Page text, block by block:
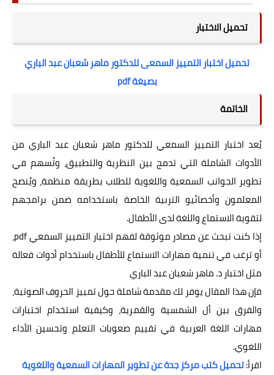
تحميل الاختبار
تحميل اختبار التمييز السمعى للدكتور ماهر شعبان عبد الباري
بصيغة pdf
الخاتمة
يُعد اختبار التمييز السمعي للدكتور ماهر شعبان عبد الباري من
الأدوات الشاملة التي تدمج بين النظرية والتطبيق، وتُسهم في
تطوير الجوانب السمعية واللغوية للطلاب بطريقة منظمة، ويُنصح
المعلمون وأخصائيو التربية الخاصة باستخدامه ضمن برامجهم
لتقوية الاستماع واللغة لدى الأطفال.
إذا كنت تبحث عن مصادر موثوقة لفهم اختبار التمييز السمعي pdf،
أو ترغب في تنمية مهارات الاستماع للأطفال باستخدام أدوات فعالة
مثل اختبار د. ماهر شعبان عبد الباري
فإن هذا المقال يوفر لك مقدمة شاملة حول تمييز الحروف الصوتية،
والفرق بين أل الشمسية والقمرية، وكيفية استخدام اختبارات
مهارات اللغة العربية في تقييم صعوبات التعلم وتحسين الأداء
اللغوي.
اقرأ:تحميل كتب مركز جدة عن تطوير المهارات السمعية واللغوية